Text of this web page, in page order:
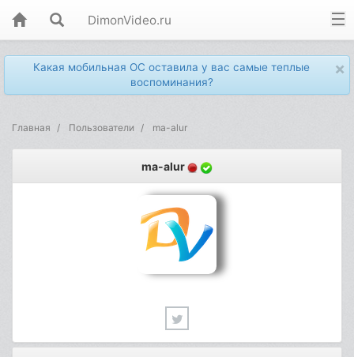
DimonVideo.ru
×
Какая мобильная ОС оставила у вас самые теплые
воспоминания?
Главная Пользователи ma-alur
ma-alur